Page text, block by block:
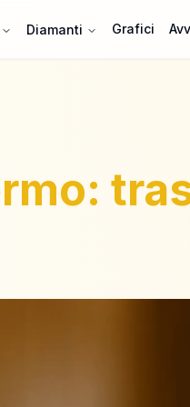
Diamanti Grafici